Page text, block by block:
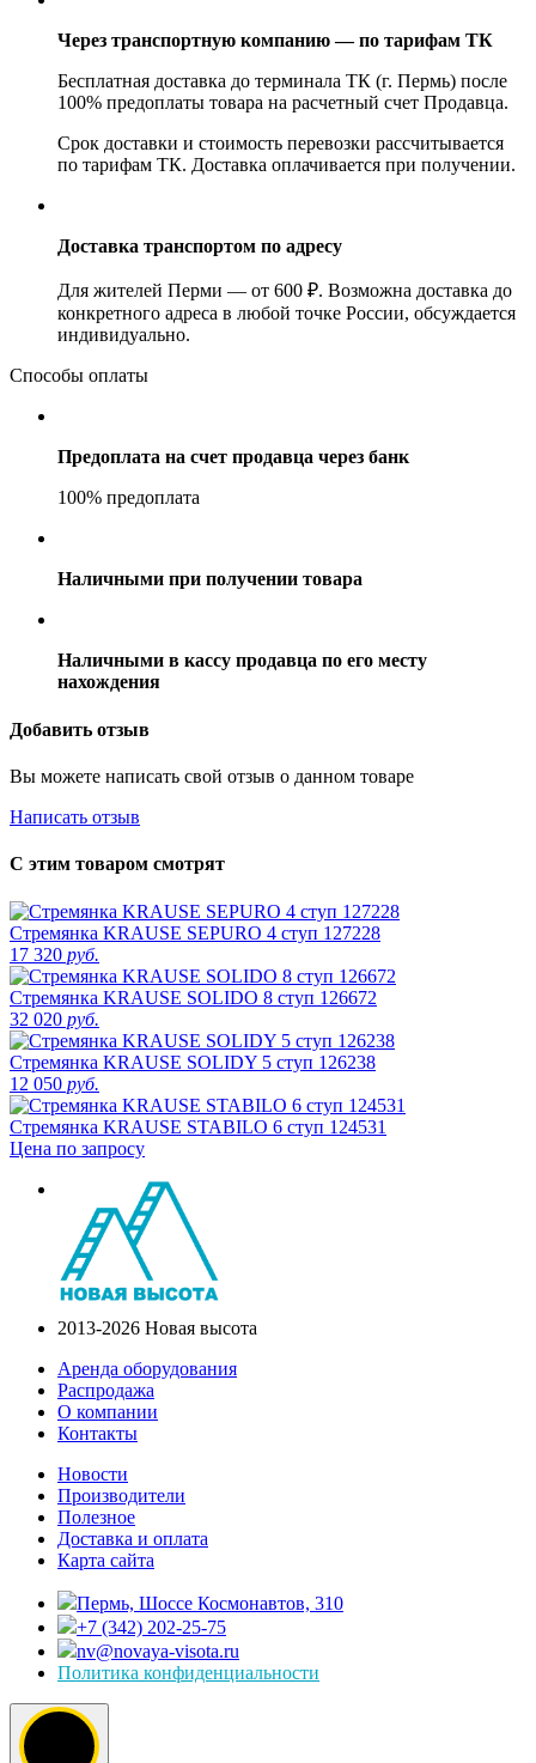
Через транспортную компанию — по тарифам ТК
Бесплатная доставка до терминала ТК (г. Пермь) после
100% предоплаты товара на расчетный счет Продавца.
Срок доставки и стоимость перевозки рассчитывается
по тарифам ТК. Доставка оплачивается при получении.
Доставка транспортом по адресу
Для жителей Перми — от 600 ₽. Возможна доставка до
конкретного адреса в любой точке России, обсуждается
индивидуально.
Способы оплаты
Предоплата на счет продавца через банк
100% предоплата
Наличными при получении товара
Наличными в кассу продавца по его месту
нахождения
Добавить отзыв
Вы можете написать свой отзыв о данном товаре
Написать отзыв
С этим товаром смотрят
Стремянка KRAUSE SEPURO 4 ступ 127228
17 320 руб.
Стремянка KRAUSE SOLIDO 8 ступ 126672
32 020 руб.
Стремянка KRAUSE SOLIDY 5 ступ 126238
12 050 руб.
Стремянка KRAUSE STABILO 6 ступ 124531
Цена по запросу
2013-2026 Новая высота
Аренда оборудования
Распродажа
О компании
Контакты
Новости
Производители
Полезное
Доставка и оплата
Карта сайта
Пермь, Шоссе Космонавтов, 310
+7 (342) 202-25-75
nv@novaya-visota.ru
Политика конфиденциальности